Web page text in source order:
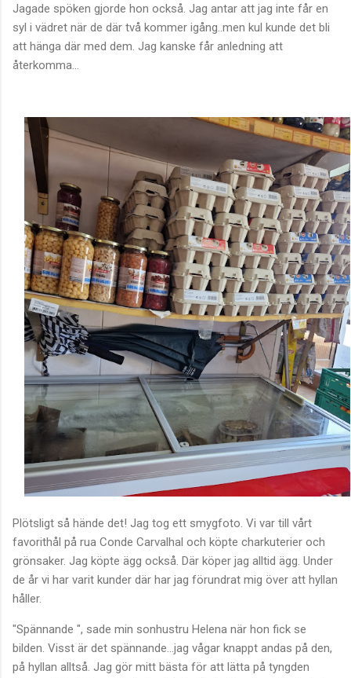
Jagade spöken gjorde hon också. Jag antar att jag inte får en
syl i vädret när de där två kommer igång..men kul kunde det bli
att hänga där med dem. Jag kanske får anledning att
återkomma...
Plötsligt så hände det! Jag tog ett smygfoto. Vi var till vårt
favorithål på rua Conde Carvalhal och köpte charkuterier och
grönsaker. Jag köpte ägg också. Där köper jag alltid ägg. Under
de år vi har varit kunder där har jag förundrat mig över att hyllan
håller.
"Spännande ", sade min sonhustru Helena när hon fick se
bilden. Visst är det spännande...jag vågar knappt andas på den,
på hyllan alltså. Jag gör mitt bästa för att lätta på tyngden